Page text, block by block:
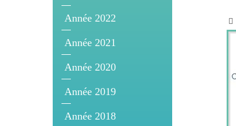
Année 2022
Année 2021
Année 2020
Année 2019
Année 2018